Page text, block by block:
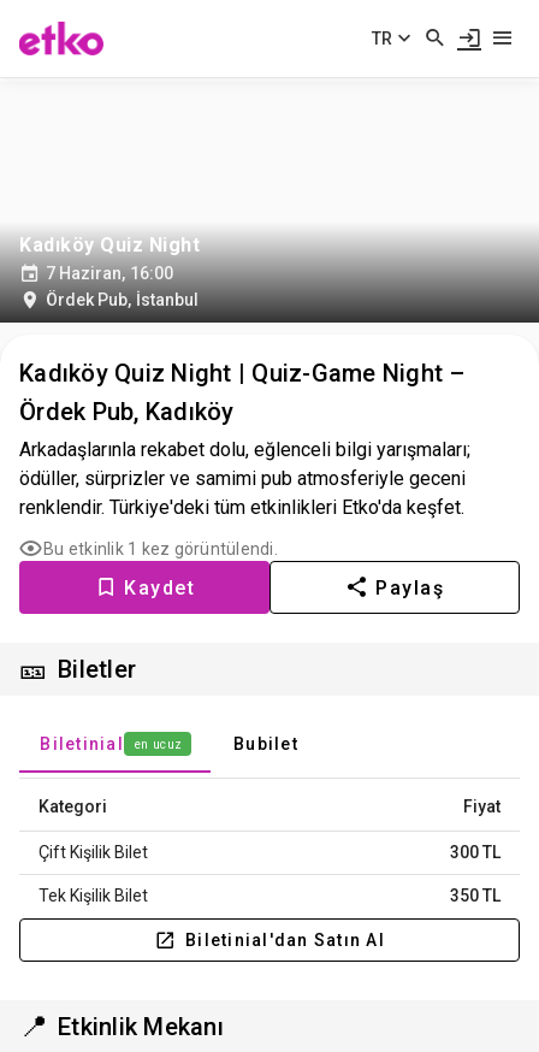
TR
Kadıköy Quiz Night
7 Haziran, 16:00
Ördek Pub, İstanbul
Kadıköy Quiz Night | Quiz-Game Night –
Ördek Pub, Kadıköy
Arkadaşlarınla rekabet dolu, eğlenceli bilgi yarışmaları;
ödüller, sürprizler ve samimi pub atmosferiyle geceni
renklendir. Türkiye'deki tüm etkinlikleri Etko'da keşfet.
Bu etkinlik 1 kez görüntülendi.
Kaydet Paylaş
🎫 Biletler
Biletinial en ucuz Bubilet
Kategori Fiyat
Çift Kişilik Bilet 300 TL
Tek Kişilik Bilet 350 TL
Biletinial'dan Satın Al
📍 Etkinlik Mekanı